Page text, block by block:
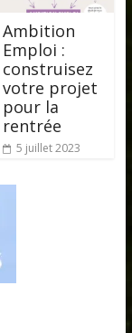
Ambition
Emploi :
construisez
votre projet
pour la
rentrée
5 juillet 2023